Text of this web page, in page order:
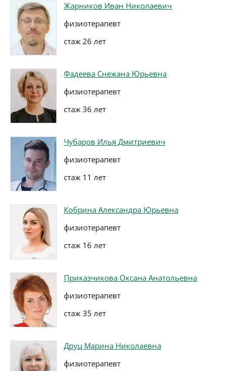
Жарников Иван Николаевич
физиотерапевт
стаж 26 лет
Фадеева Снежана Юрьевна
физиотерапевт
стаж 36 лет
Чубаров Илья Дмитриевич
физиотерапевт
стаж 11 лет
Кобрина Александра Юрьевна
физиотерапевт
стаж 16 лет
Приказчикова Оксана Анатольевна
физиотерапевт
стаж 35 лет
Друц Марина Николаевна
физиотерапевт